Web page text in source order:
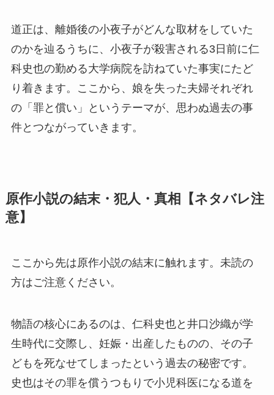
道正は、離婚後の小夜子がどんな取材をしていた
のかを辿るうちに、小夜子が殺害される3日前に仁
科史也の勤める大学病院を訪ねていた事実にたど
り着きます。ここから、娘を失った夫婦それぞれ
の「罪と償い」というテーマが、思わぬ過去の事
件とつながっていきます。
原作小説の結末・犯人・真相【ネタバレ注
意】
ここから先は原作小説の結末に触れます。未読の
方はご注意ください。
物語の核心にあるのは、仁科史也と井口沙織が学
生時代に交際し、妊娠・出産したものの、その子
どもを死なせてしまったという過去の秘密です。
史也はその罪を償うつもりで小児科医になる道を